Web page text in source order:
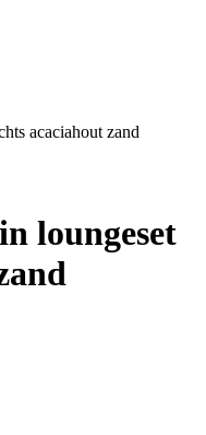
acaciahout zand
loungeset